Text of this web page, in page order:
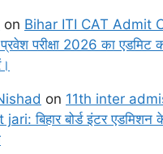
on Bihar ITI CAT Admit
परीक्षा 2026 का एडमिट
on 11th inter
बिहार बोर्ड इंटर एडमिशन